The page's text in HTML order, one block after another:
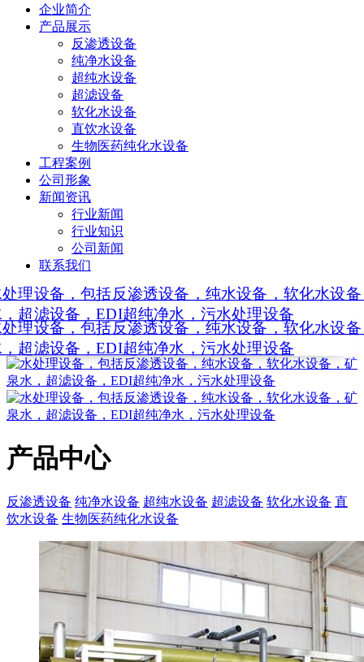
企业简介
产品展示
反渗透设备
纯净水设备
超纯水设备
超滤设备
软化水设备
直饮水设备
生物医药纯化水设备
工程案例
公司形象
新闻资讯
行业新闻
行业知识
公司新闻
联系我们
产品中心
反渗透设备 纯净水设备 超纯水设备 超滤设备 软化水设备 直
饮水设备 生物医药纯化水设备